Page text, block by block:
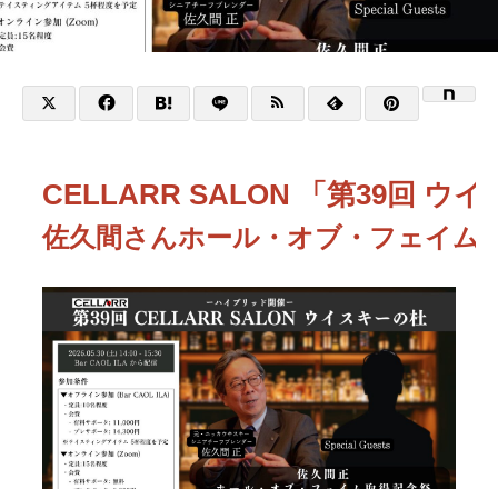
CELLARR SALON 「第39回 ウイ
佐久間さんホール・オブ・フェイム